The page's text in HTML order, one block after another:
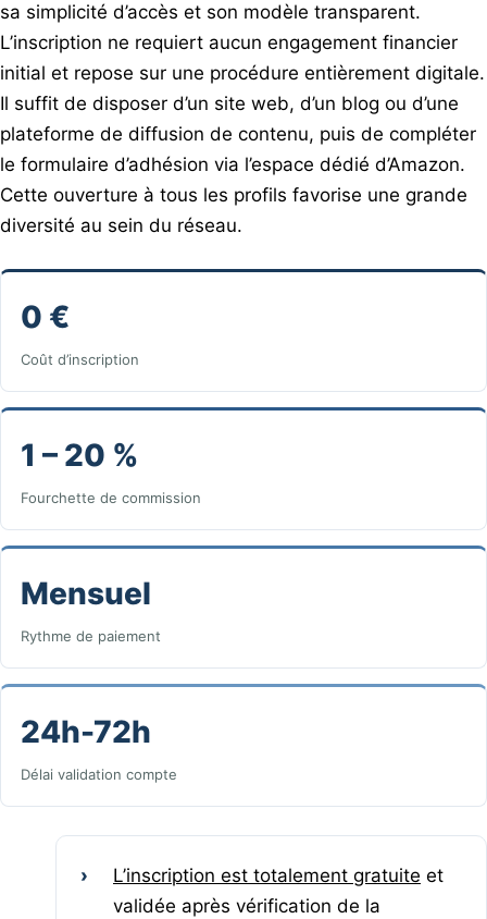
sa simplicité d’accès et son modèle transparent.
L’inscription ne requiert aucun engagement financier
initial et repose sur une procédure entièrement digitale.
Il suffit de disposer d’un site web, d’un blog ou d’une
plateforme de diffusion de contenu, puis de compléter
le formulaire d’adhésion via l’espace dédié d’Amazon.
Cette ouverture à tous les profils favorise une grande
diversité au sein du réseau.
0 €
Coût d’inscription
1 – 20 %
Fourchette de commission
Mensuel
Rythme de paiement
24h-72h
Délai validation compte
› L’inscription est totalement gratuite et
validée après vérification de la